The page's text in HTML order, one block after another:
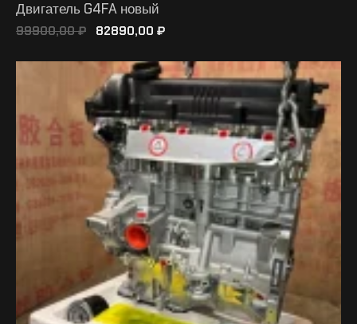
Двигатель G4FA новый
99900,00₽ 82890,00 ₽